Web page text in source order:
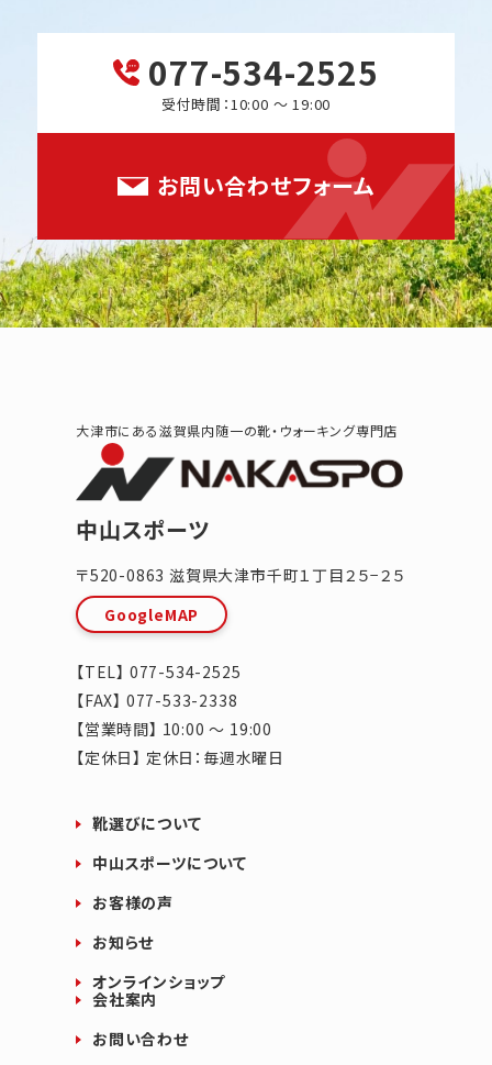
077-534-2525
受付時間：10:00 ～ 19:00
お問い合わせフォーム
大津市にある滋賀県内随一の靴・ウォーキング専門店
中山スポーツ
〒520-0863 滋賀県大津市千町１丁目２５−２５
GoogleMAP
【TEL】 077-534-2525
【FAX】 077-533-2338
【営業時間】 10:00 ～ 19:00
【定休日】 定休日：毎週水曜日
靴選びについて
中山スポーツについて
お客様の声
お知らせ
オンラインショップ
会社案内
お問い合わせ